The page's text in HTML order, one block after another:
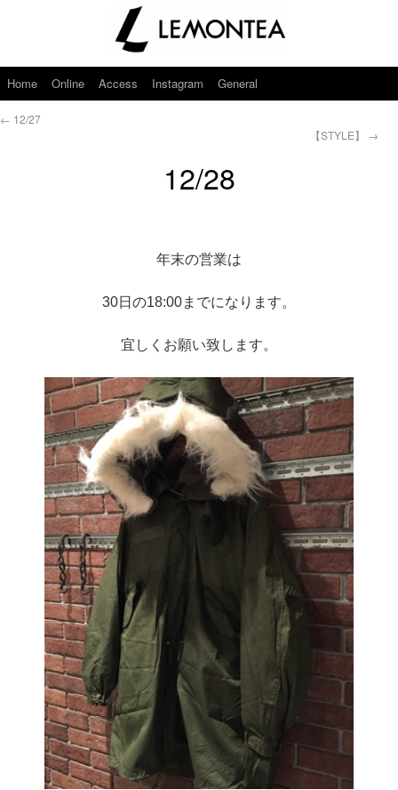
Home Online Access Instagram General
← 12/27
【STYLE】 →
12/28
年末の営業は
30日の18:00までになります。
宜しくお願い致します。